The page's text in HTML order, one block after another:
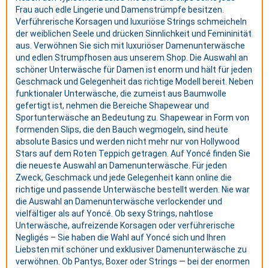
Frau auch edle Lingerie und Damenstrümpfe besitzen.
Verführerische Korsagen und luxuriöse Strings schmeicheln
der weiblichen Seele und drücken Sinnlichkeit und Femininität
aus. Verwöhnen Sie sich mit luxuriöser Damenunterwäsche
und edlen Strumpfhosen aus unserem Shop. Die Auswahl an
schöner Unterwäsche für Damen ist enorm und hält für jeden
Geschmack und Gelegenheit das richtige Modell bereit. Neben
funktionaler Unterwäsche, die zumeist aus Baumwolle
gefertigt ist, nehmen die Bereiche Shapewear und
Sportunterwäsche an Bedeutung zu. Shapewear in Form von
formenden Slips, die den Bauch wegmogeln, sind heute
absolute Basics und werden nicht mehr nur von Hollywood
Stars auf dem Roten Teppich getragen. Auf Yoncé finden Sie
die neueste Auswahl an Damenunterwäsche. Für jeden
Zweck, Geschmack und jede Gelegenheit kann online die
richtige und passende Unterwäsche bestellt werden. Nie war
die Auswahl an Damenunterwäsche verlockender und
vielfältiger als auf Yoncé. Ob sexy Strings, nahtlose
Unterwäsche, aufreizende Korsagen oder verführerische
Negligés – Sie haben die Wahl auf Yoncé sich und Ihren
Liebsten mit schöner und exklusiver Damenunterwäsche zu
verwöhnen. Ob Pantys, Boxer oder Strings — bei der enormen